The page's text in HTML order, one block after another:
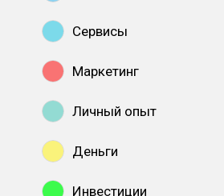
Сервисы
Маркетинг
Личный опыт
Деньги
Инвестиции